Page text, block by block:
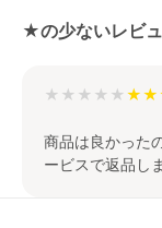
★の少ないレビ
★★★★★
商品は良かった
ービスで返品し